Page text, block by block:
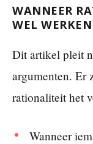
WANNEER
WEL WERKEN
Dit artikel pleit
argumenten. Er
rationaliteit het
Wanneer